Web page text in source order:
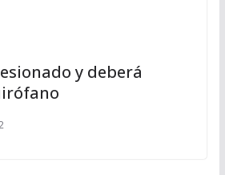
y deberá